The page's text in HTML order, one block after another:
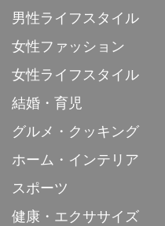
男性ライフスタイル
女性ファッション
女性ライフスタイル
結婚・育児
グルメ・クッキング
ホーム・インテリア
スポーツ
健康・エクササイズ